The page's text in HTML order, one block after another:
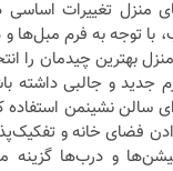
تغییرات اساسی
با توجه به فرم مبل‌ها
بهترین چیدمان را
و جالبی داشته
سالن نشینمن
فضای خانه و
و درب‌ها گزینه